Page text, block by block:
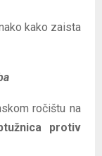
kako zaista
ročištu na
protiv